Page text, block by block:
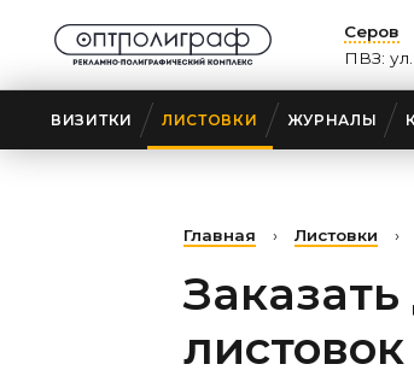
Серов
ПВЗ:
ВИЗИТКИ ЛИСТОВКИ ЖУРНАЛЫ
Главная › Листовки ›
листовок